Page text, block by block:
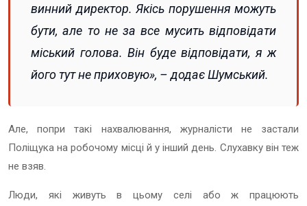
винний директор. Якісь порушення можуть
бути, але то не за все мусить відповідати
міський голова. Він буде відповідати, я ж
його тут не приховую», – додає Шумський.
Але, попри такі нахвалювання, журналісти не застали
Поліщука на робочому місці й у інший день. Слухавку він теж
не взяв.
Люди, які живуть в цьому селі або ж працюють